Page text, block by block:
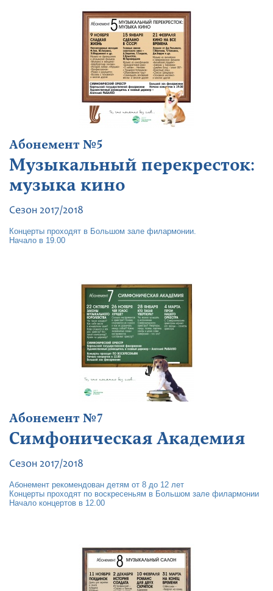
Абонемент №5
Музыкальный перекресток:
музыка кино
Сезон 2017/2018
Концерты проходят в Большом зале филармонии.
Начало в 19.00
Абонемент №7
Симфоническая Академия
Сезон 2017/2018
Абонемент рекомендован детям от 8 до 12 лет
Концерты проходят по воскресеньям в Большом зале филармонии
Начало концертов в 12.00